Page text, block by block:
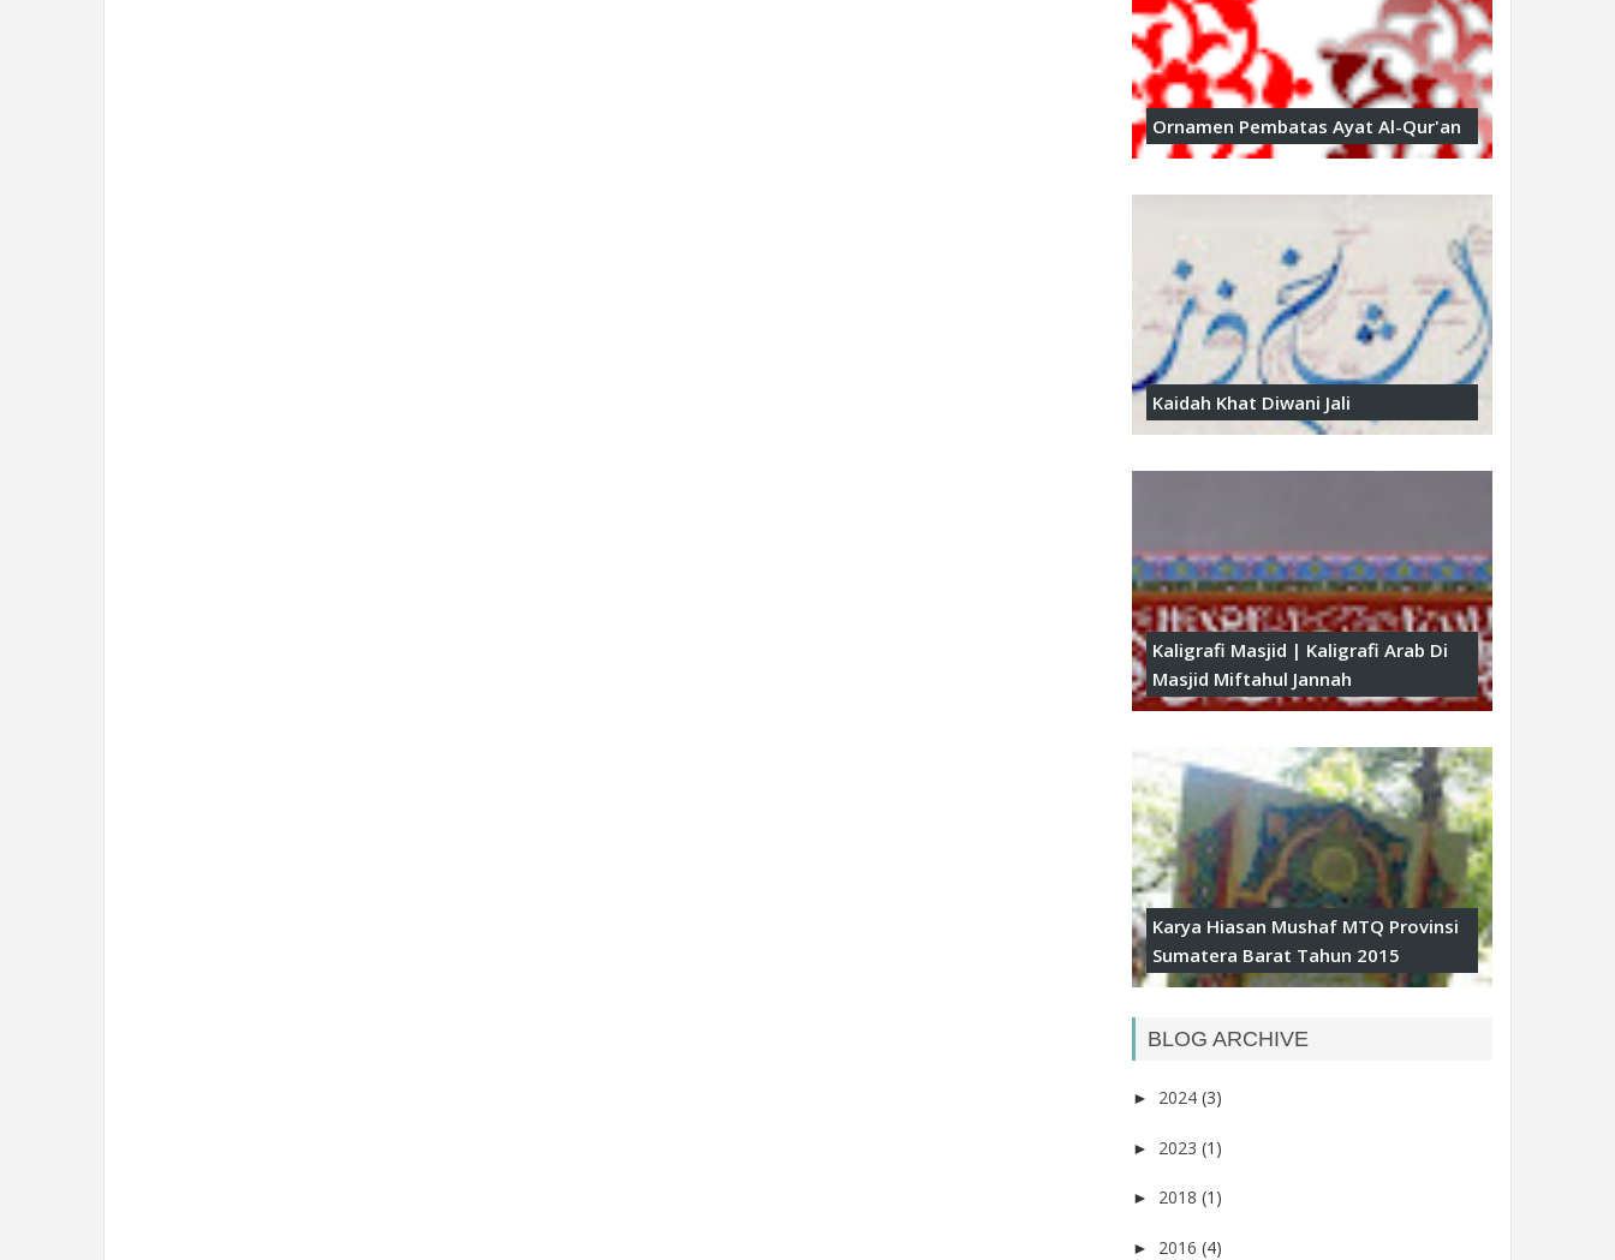
Ornamen Pembatas Ayat Al-Qur'an
Kaidah Khat Diwani Jali
Kaligrafi Masjid | Kaligrafi Arab Di
Masjid Miftahul Jannah
Karya Hiasan Mushaf MTQ Provinsi
Sumatera Barat Tahun 2015
BLOG ARCHIVE
► 2024 (3)
► 2023 (1)
► 2018 (1)
► 2016 (4)